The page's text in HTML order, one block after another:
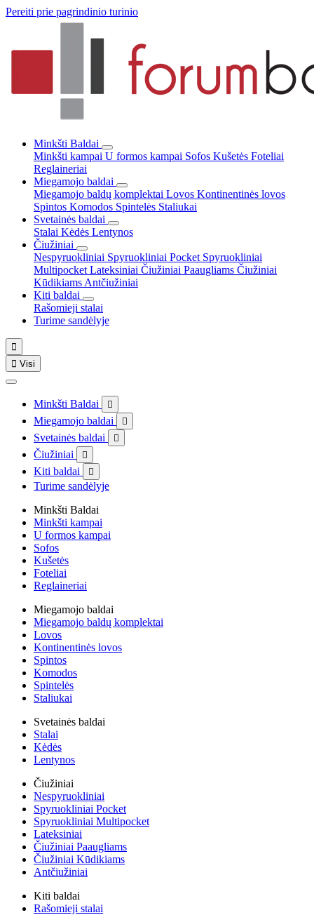
Pereiti prie pagrindinio turinio
Minkšti Baldai
Minkšti kampai U formos kampai Sofos Kušetės Foteliai
Reglaineriai
Miegamojo baldai
Miegamojo baldų komplektai Lovos Kontinentinės lovos
Spintos Komodos Spintelės Staliukai
Svetainės baldai
Stalai Kėdės Lentynos
Čiužiniai
Nespyruokliniai Spyruokliniai Pocket Spyruokliniai
Multipocket Lateksiniai Čiužiniai Paaugliams Čiužiniai
Kūdikiams Antčiužiniai
Kiti baldai
Rašomieji stalai
Turime sandėlyje

 Visi
Minkšti Baldai 
Miegamojo baldai 
Svetainės baldai 
Čiužiniai 
Kiti baldai 
Turime sandėlyje
Minkšti Baldai
Minkšti kampai
U formos kampai
Sofos
Kušetės
Foteliai
Reglaineriai
Miegamojo baldai
Miegamojo baldų komplektai
Lovos
Kontinentinės lovos
Spintos
Komodos
Spintelės
Staliukai
Svetainės baldai
Stalai
Kėdės
Lentynos
Čiužiniai
Nespyruokliniai
Spyruokliniai Pocket
Spyruokliniai Multipocket
Lateksiniai
Čiužiniai Paaugliams
Čiužiniai Kūdikiams
Antčiužiniai
Kiti baldai
Rašomieji stalai